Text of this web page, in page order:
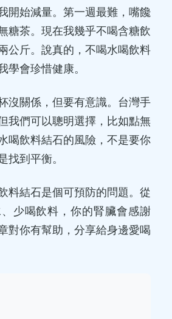
開始減量。第一週最難，嘴饞
糖茶。現在我幾乎不喝含糖飲
公斤。說真的，不喝水喝飲料
學會珍惜健康。
沒關係，但要有意識。台灣手
我們可以聰明選擇，比如點無
喝飲料結石的風險，不是要你
找到平衡。
料結石是個可預防的問題。從
少喝飲料，你的腎臟會感謝
對你有幫助，分享給身邊愛喝